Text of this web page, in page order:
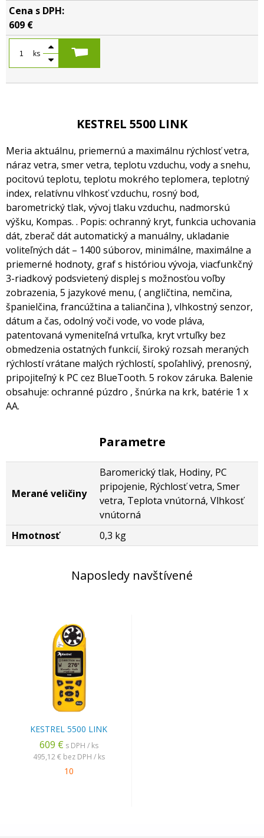
609 €
ks
KESTREL 5500 LINK
Meria aktuálnu, priemernú a maximálnu rýchlosť vetra,
náraz vetra, smer vetra, teplotu vzduchu, vody a snehu,
pocitovú teplotu, teplotu mokrého teplomera, teplotný
index, relatívnu vlhkosť vzduchu, rosný bod,
barometrický tlak, vývoj tlaku vzduchu, nadmorskú
výšku, Kompas. . Popis: ochranný kryt, funkcia uchovania
dát, zberač dát automatický a manuálny, ukladanie
voliteľných dát – 1400 súborov, minimálne, maximálne a
priemerné hodnoty, graf s históriou vývoja, viacfunkčný
3-riadkový podsvietený displej s možnosťou voľby
zobrazenia, 5 jazykové menu, ( angličtina, nemčina,
španielčina, francúžtina a taliančina ), vlhkostný senzor,
dátum a čas, odolný voči vode, vo vode pláva,
patentovaná vymeniteľná vrtuľka, kryt vrtuľky bez
obmedzenia ostatných funkcií, široký rozsah meraných
rýchlostí vrátane malých rýchlostí, spoľahlivý, prenosný,
pripojiteľný k PC cez BlueTooth. 5 rokov záruka. Balenie
obsahuje: ochranné púzdro , šnúrka na krk, batérie 1 x
AA.
Parametre
Merané veličiny
Baromerický tlak, Hodiny, PC
pripojenie, Rýchlosť vetra, Smer
vetra, Teplota vnútorná, Vlhkosť
vnútorná
Hmotnosť
0,3 kg
Naposledy navštívené
KESTREL 5500 LINK
609 € s DPH / ks
495,12 € bez DPH / ks
10